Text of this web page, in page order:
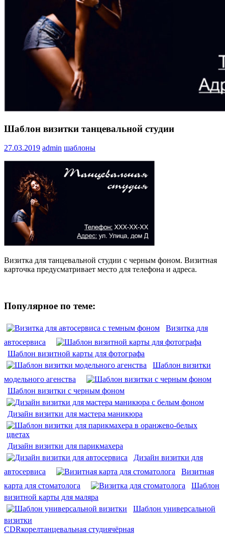
Шаблон визитки танцевальной студии
27.03.2019 admin шаблоны
Визитка для танцевальной студии с черным фоном. Визитная
карточка предусматривает место для телефона и адреса.
Популярное по теме:
Визитка для
автосервиса
Шаблон визитной карты для фотографа
Шаблон визитки
модельного агенства
Шаблон визитки с черным фоном
Дизайн визитки для мастера маникюра
Дизайн визитки для парикмахера
Дизайн визитки для
автосервиса
Визитная
карта для стоматолога
Шаблон
визитной карты для маляра
Шаблон универсальной
визитки
CDRкорелтанцевальная студиячёрная